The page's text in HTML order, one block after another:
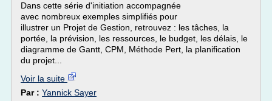
Dans cette série d'initiation accompagnée
avec nombreux exemples simplifiés pour
illustrer un Projet de Gestion, retrouvez : les tâches, la
portée, la prévision, les ressources, le budget, les délais, le
diagramme de Gantt, CPM, Méthode Pert, la planification
du projet...
Voir la suite
Par : Yannick Sayer